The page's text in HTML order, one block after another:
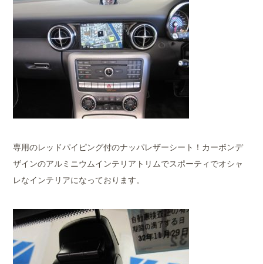
専用のレッドパイピング付のナッパレザーシート！カーボンデ
ザインのアルミニウムインテリアトリムでスポーティでオシャ
レなインテリアになっております。